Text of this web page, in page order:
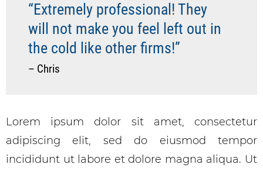
“Extremely professional! They
will not make you feel left out in
the cold like other firms!”
– Chris
Lorem ipsum dolor sit amet, consectetur
adipiscing elit, sed do eiusmod tempor
incididunt ut labore et dolore magna aliqua. Ut